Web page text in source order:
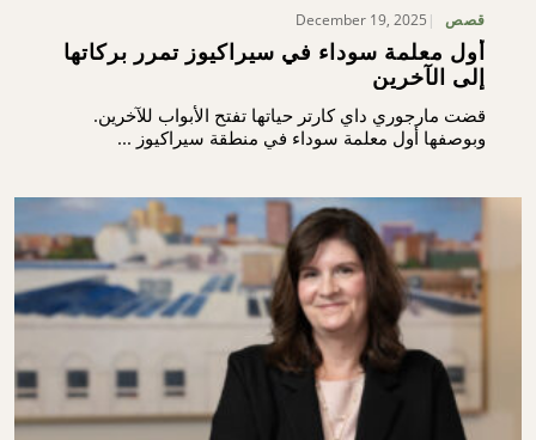
قصص December 19, 2025
أول معلمة سوداء في سيراكيوز تمرر بركاتها
إلى الآخرين
قضت مارجوري داي كارتر حياتها تفتح الأبواب للآخرين.
وبوصفها أول معلمة سوداء في منطقة سيراكيوز ...